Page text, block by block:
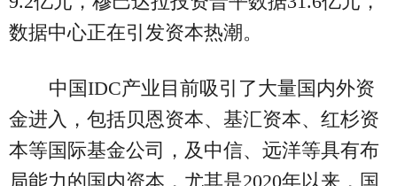
数据中心正在引发资本热潮。
中国IDC产业目前吸引了大量国内外资
金进入，包括贝恩资本、基汇资本、红杉资
本等国际基金公司，及中信、远洋等具有布
局能力的国内资本，尤其是2020年以来，国